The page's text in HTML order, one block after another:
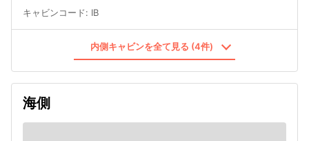
キャビンコード: IB
内側キャビンを全て見る (4件)
海側